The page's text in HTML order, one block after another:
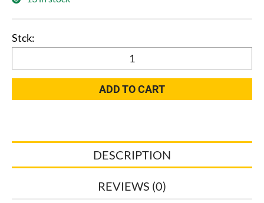
300mm
300mm
ADD TO CART
DESCRIPTION
REVIEWS (0)